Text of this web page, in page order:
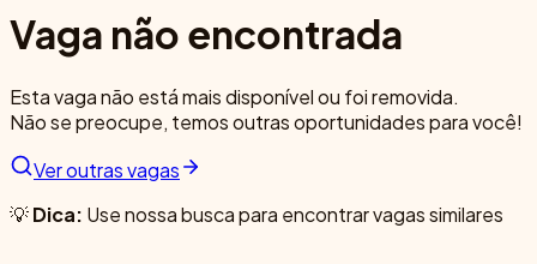
Vaga não encontrada
Esta vaga não está mais disponível ou foi removida.
Não se preocupe, temos outras oportunidades para você!
Ver outras vagas
💡Dica: Use nossa busca para encontrar vagas similares